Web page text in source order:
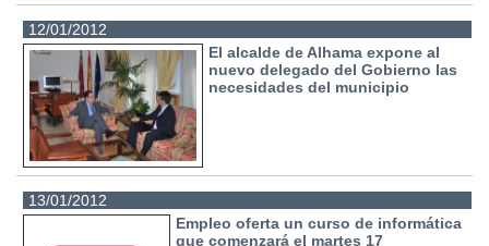
12/01/2012
El alcalde de Alhama expone al
nuevo delegado del Gobierno las
necesidades del municipio
13/01/2012
Empleo oferta un curso de informática
que comenzará el martes 17